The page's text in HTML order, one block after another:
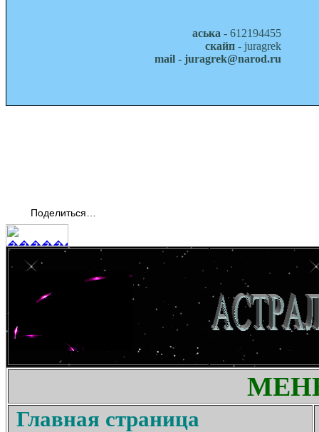
аська - 612194455
скайп - juragrek
mail - juragrek@narod.ru
Поделиться…
Главная страница